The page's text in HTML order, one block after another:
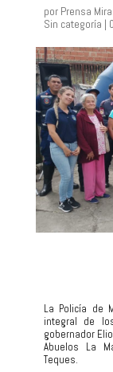
por Prensa
Sin categoría |
La Policía de
integral de
gobernador
Abuelos La
Teques.